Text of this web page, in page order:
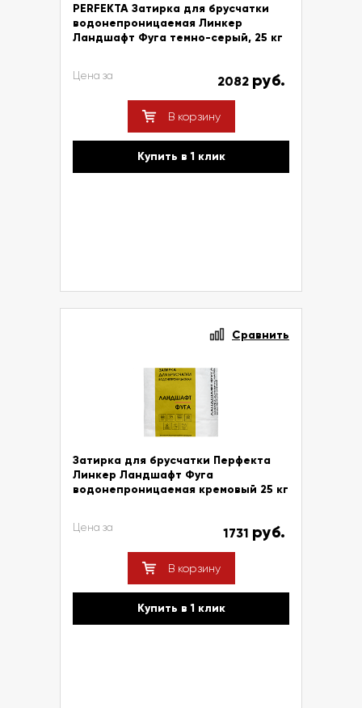
PERFEKTA Затирка для брусчатки
водонепроницаемая Линкер
Ландшафт Фуга темно-серый, 25 кг
Цена за 2082 руб.
В корзину
Купить в 1 клик
Сравнить
Затирка для брусчатки Перфекта
Линкер Ландшафт Фуга
водонепроницаемая кремовый 25 кг
Цена за 1731 руб.
В корзину
Купить в 1 клик